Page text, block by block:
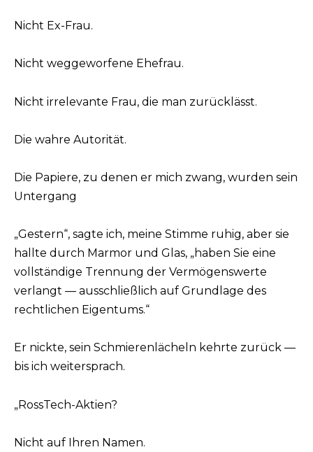
Nicht Ex-Frau.
Nicht weggeworfene Ehefrau.
Nicht irrelevante Frau, die man zurücklässt.
Die wahre Autorität.
Die Papiere, zu denen er mich zwang, wurden sein
Untergang
„Gestern“, sagte ich, meine Stimme ruhig, aber sie
hallte durch Marmor und Glas, „haben Sie eine
vollständige Trennung der Vermögenswerte
verlangt — ausschließlich auf Grundlage des
rechtlichen Eigentums.“
Er nickte, sein Schmierenlächeln kehrte zurück —
bis ich weitersprach.
„RossTech-Aktien?
Nicht auf Ihren Namen.